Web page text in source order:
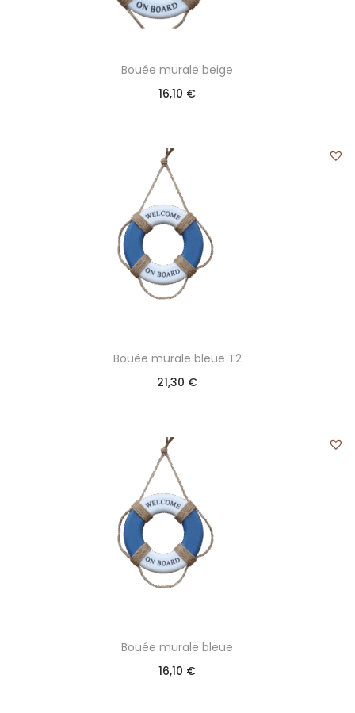
Bouée murale beige
16,10 €
Bouée murale bleue T2
21,30 €
Bouée murale bleue
16,10 €